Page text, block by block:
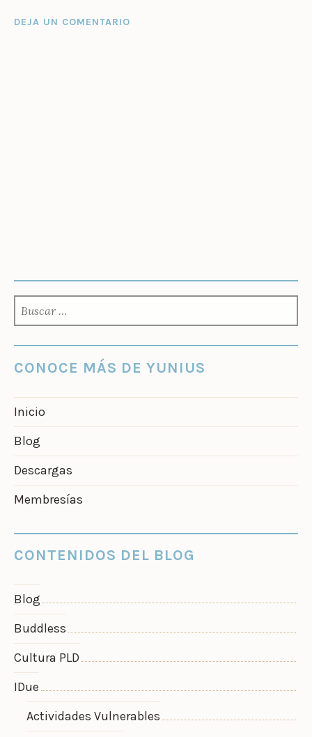
DEJA UN COMENTARIO
CONOCE MÁS DE YUNIUS
Inicio
Blog
Descargas
Membresías
CONTENIDOS DEL BLOG
Blog
Buddless
Cultura PLD
IDue
Actividades Vulnerables